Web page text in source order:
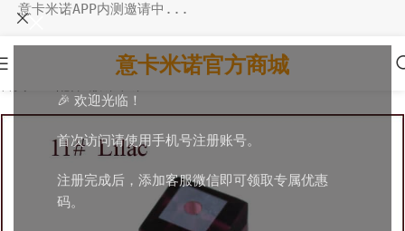
🎉 欢迎光临！
首次访问请使用手机号注册账号。
注册完成后，添加客服微信即可领取专属优惠
码。
意卡米诺APP内测邀请中...
意卡米诺官方商城